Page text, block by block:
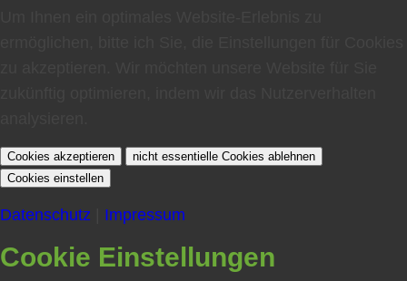
Cookies akzeptieren
nicht essentielle Cookies ablehnen
Cookies einstellen
Datenschutz Impressum
Cookie Einstellungen